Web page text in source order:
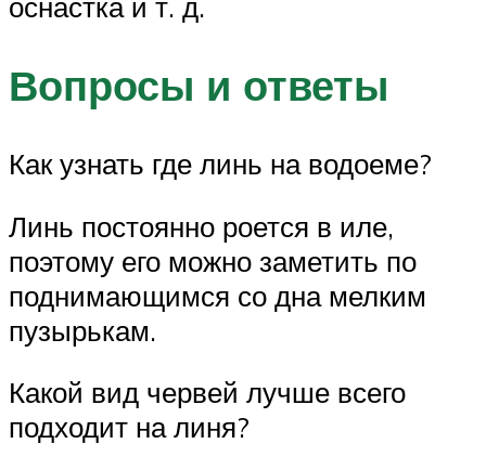
Вопросы и ответы
Как узнать где линь на водоеме?
Линь постоянно роется в иле,
поэтому его можно заметить по
поднимающимся со дна мелким
пузырькам.
Какой вид червей лучше всего
подходит на линя?